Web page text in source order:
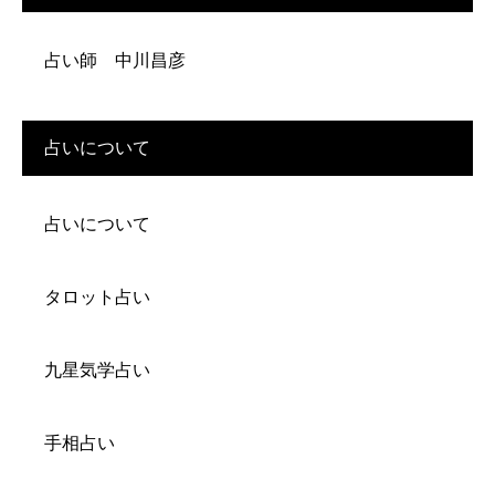
占い師 中川昌彦
占いについて
占いについて
タロット占い
九星気学占い
手相占い